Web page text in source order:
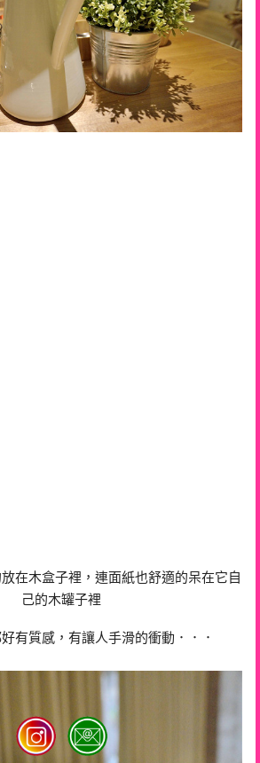
在木盒子裡，連面紙也舒適的呆在它自
己的木罐子裡
有質感，有讓人手滑的衝動．．．